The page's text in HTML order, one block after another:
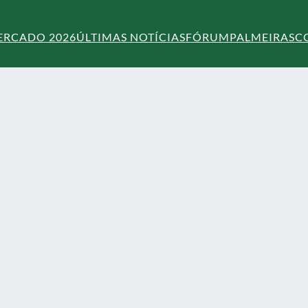
2026ÚLTIMAS NOTÍCIASFÓRUMPALMEIRAS